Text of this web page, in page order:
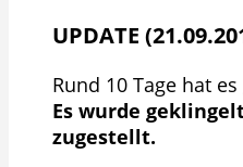
UPDATE
Rund 10 Tage hat
Es wurde
zugestellt.